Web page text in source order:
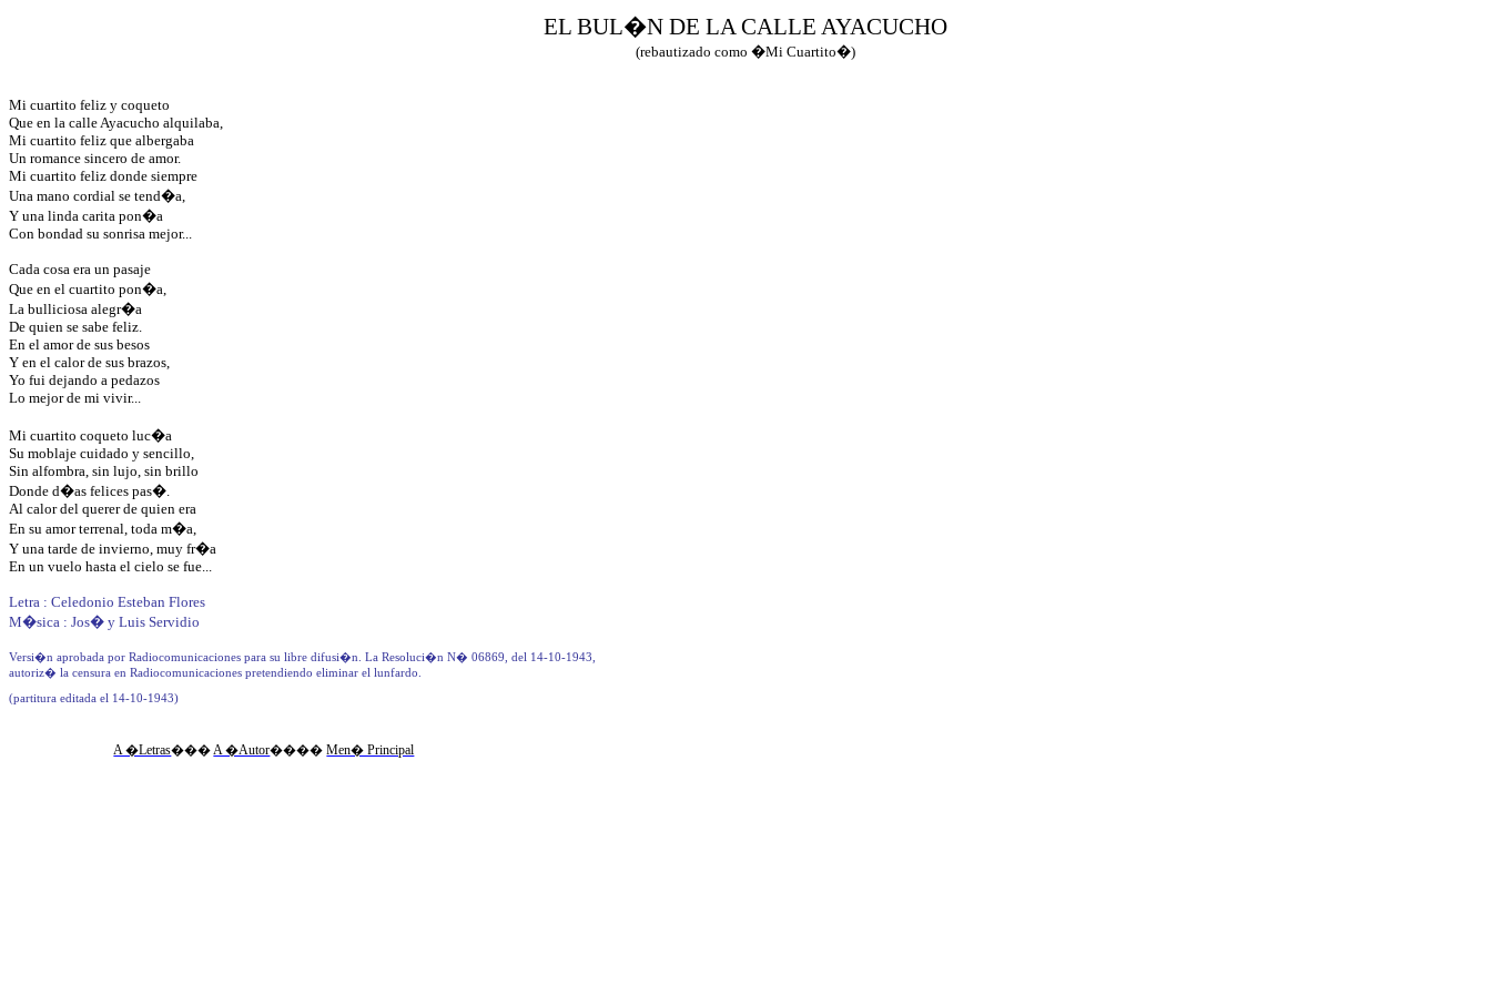
EL BUL�N DE LA CALLE AYACUCHO
(rebautizado como �Mi Cuartito�)
Mi cuartito feliz y coqueto
Que en la calle Ayacucho alquilaba,
Mi cuartito feliz que albergaba
Un romance sincero de amor.
Mi cuartito feliz donde siempre
Una mano cordial se tend�a,
Y una linda carita pon�a
Con bondad su sonrisa mejor...
Cada cosa era un pasaje
Que en el cuartito pon�a,
La bulliciosa alegr�a
De quien se sabe feliz.
En el amor de sus besos
Y en el calor de sus brazos,
Yo fui dejando a pedazos
Lo mejor de mi vivir...
Mi cuartito coqueto luc�a
Su moblaje cuidado y sencillo,
Sin alfombra, sin lujo, sin brillo
Donde d�as felices pas�.
Al calor del querer de quien era
En su amor terrenal, toda m�a,
Y una tarde de invierno, muy fr�a
En un vuelo hasta el cielo se fue...
Letra : Celedonio Esteban Flores
M�sica : Jos� y Luis Servidio
Versi�n aprobada por Radiocomunicaciones para su libre difusi�n. La Resoluci�n N� 06869, del 14-10-1943,
autoriz� la censura en Radiocomunicaciones pretendiendo eliminar el lunfardo.
(partitura editada el 14-10-1943)
A �Letras���A �Autor����Men� Principal